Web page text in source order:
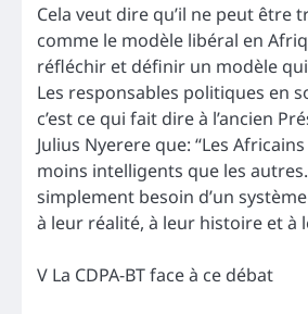
Cela veut dire qu’il ne peut être
comme le modèle libéral en
réfléchir et définir un modèle
Les responsables politiques en
c’est ce qui fait dire à l’ancien
Julius Nyerere que: “Les
moins intelligents que les
simplement besoin d’un
à leur réalité, à leur histoire et à
V La CDPA-BT face à ce débat